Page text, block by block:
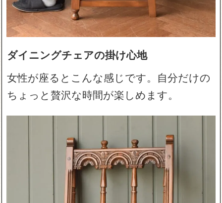
ダイニングチェアの掛け心地
女性が座るとこんな感じです。自分だけの
ちょっと贅沢な時間が楽しめます。